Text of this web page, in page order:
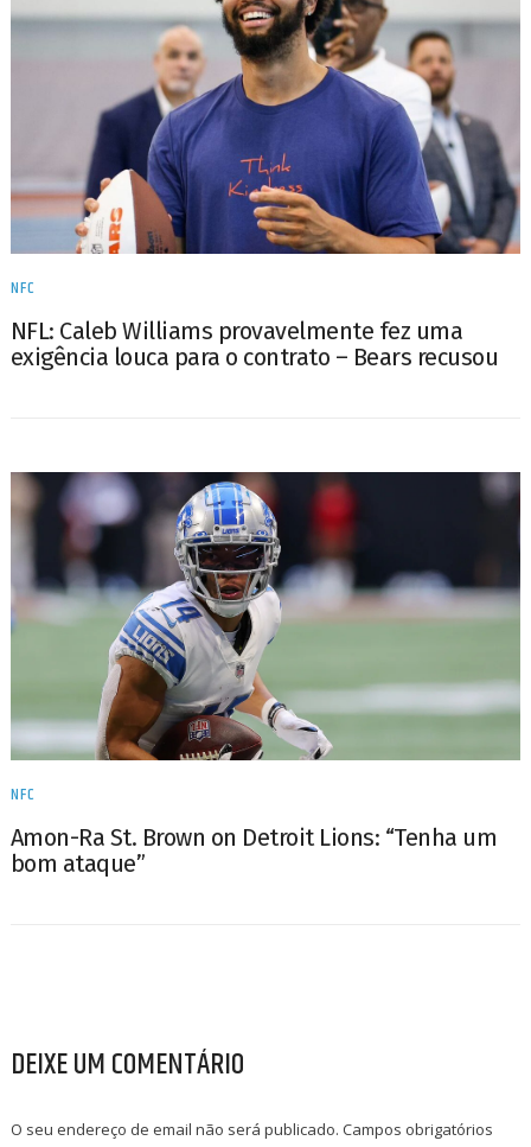
NFC
NFL: Caleb Williams provavelmente fez uma
exigência louca para o contrato – Bears recusou
NFC
Amon-Ra St. Brown on Detroit Lions: “Tenha um
bom ataque”
DEIXE UM COMENTÁRIO
O seu endereço de email não será publicado. Campos obrigatórios